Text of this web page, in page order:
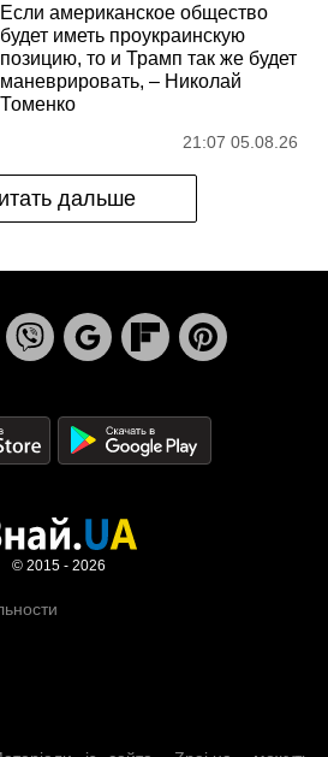
Если американское общество
будет иметь проукраинскую
позицию, то и Трамп так же будет
маневрировать, – Николай
Томенко
21:07 05.08.26
дальше
© 2015 - 2026